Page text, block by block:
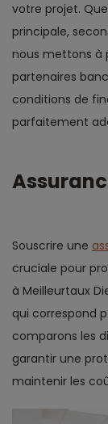
votre projet.
principale,
nous mettons à
partenaires
conditions de
parfaitement
Souscrire une
cruciale pour
à Meilleurtaux
qui correspond
comparons les
garantir une
maintenir les